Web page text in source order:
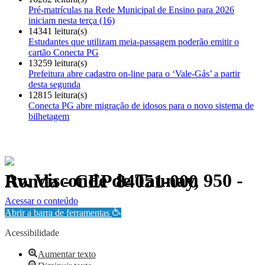
Pré-matrículas na Rede Municipal de Ensino para 2026
iniciam nesta terça (16)
14341 leitura(s)
Estudantes que utilizam meia-passagem poderão emitir o
cartão Conecta PG
13259 leitura(s)
Prefeitura abre cadastro on-line para o ‘Vale-Gás’ a partir
desta segunda
12815 leitura(s)
Conecta PG abre migração de idosos para o novo sistema de
bilhetagem
Av. Visconde de Taunay, 950 - Ronda - CEP 84051-000
Política de Privacidade.
Acessar o conteúdo
Abrir a barra de ferramentas
Acessibilidade
Aumentar texto